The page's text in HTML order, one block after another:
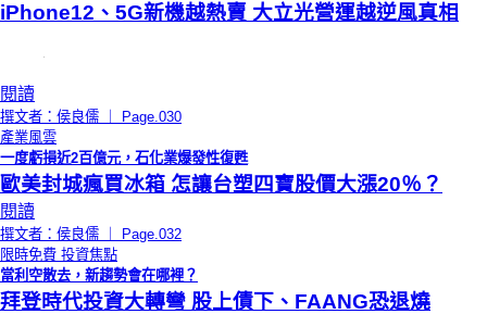
iPhone12、5G新機越熱賣 大立光營運越逆風真相
閱讀
撰文者：侯良儒 ｜ Page.030
產業風雲
一度虧損近2百億元，石化業爆發性復甦
歐美封城瘋買冰箱 怎讓台塑四寶股價大漲20％？
閱讀
撰文者：侯良儒 ｜ Page.032
限時免費 投資焦點
當利空散去，新趨勢會在哪裡？
拜登時代投資大轉彎 股上債下、FAANG恐退燒